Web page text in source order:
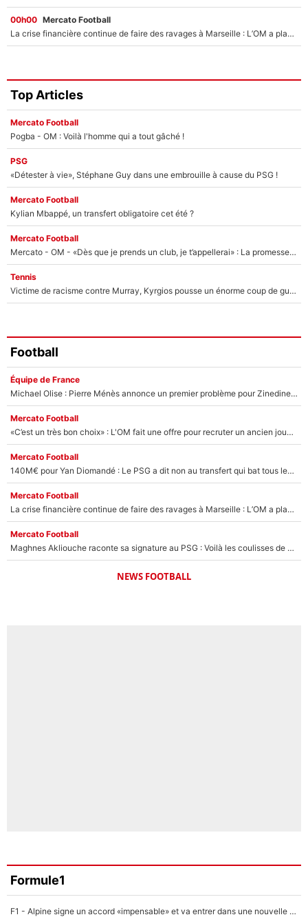
00h00 Mercato Football
La crise financière continue de faire des ravages à Marseille : L’OM a placé 12 joueurs sur le marché des transferts… et ça pourrait lui rapporter près de 100M€ !
Top Articles
Mercato Football
Pogba - OM : Voilà l'homme qui a tout gâché !
PSG
«Détester à vie», Stéphane Guy dans une embrouille à cause du PSG !
Mercato Football
Kylian Mbappé, un transfert obligatoire cet été ?
Mercato Football
Mercato - OM - «Dès que je prends un club, je t’appellerai» : La promesse de Marcelino au moment de claquer la porte
Tennis
Victime de racisme contre Murray, Kyrgios pousse un énorme coup de gueule !
Football
Équipe de France
Michael Olise : Pierre Ménès annonce un premier problème pour Zinedine Zidane en équipe de France
Mercato Football
«C’est un très bon choix» : L'OM fait une offre pour recruter un ancien joueur du PSG... et c'est validé dans l'After Foot !
Mercato Football
140M€ pour Yan Diomandé : Le PSG a dit non au transfert qui bat tous les records sur le mercato
Mercato Football
La crise financière continue de faire des ravages à Marseille : L’OM a placé 12 joueurs sur le marché des transferts… et ça pourrait lui rapporter près de 100M€ !
Mercato Football
Maghnes Akliouche raconte sa signature au PSG : Voilà les coulisses de son transfert de rêve à 50M€
NEWS FOOTBALL
Formule1
F1 - Alpine signe un accord «impensable» et va entrer dans une nouvelle dimension : Grande nouvelle pour Pierre Gasly !